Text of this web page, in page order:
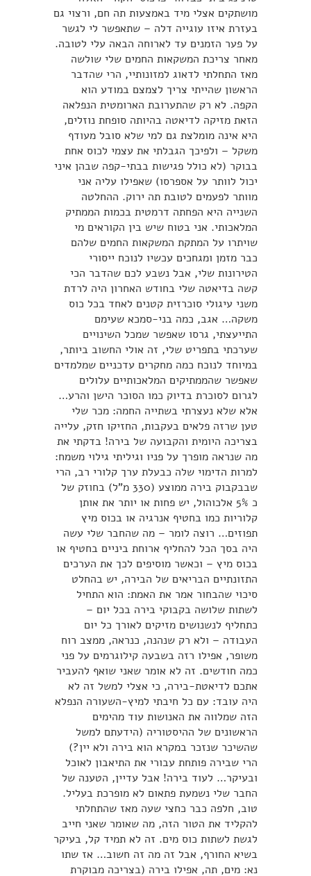
מושתקים אצלי מיד באמצעות תה חם, ורצוי גם
בעזרת איזו עוגייה דלה – שתאפשר לי לגשר
על פער הזמנים עד לארוחה הבאה עלי לטובה.
מאחר צריכת המשקאות החמים שלי שולשה
מאז התחלתי לדאוג למזונותיי, הרי שהדבר
הראשון שהייתי צריך לצמצם במודע הוא
הקפה. לא רק שהתערובת הארומטית הנפלאה
הזאת מזיקה לדיאטה בהיותה סופחת נוזלים,
היא אינה מומלצת גם למי שלא סובל מעודף
משקל – ולפיכך הגבלתי את עצמי לכוס אחת
בבוקר (לא כולל פגישות בבתי-קפה שבהן איני
יכול לוותר על אספרסו) שאפילו עליה אני
מוותר לפעמים לטובת תה ירוק. ההחלטה
השנייה היא הפחתה דרמטית בכמות הממתיק
המלאכותי. אני בטוח שיש בין הקוראים מי
שויתרו על המתקת המשקאות החמים שלהם
כבר מזמן ומגחכים עכשיו לנוכח ייסורי
הטירונות שלי, אבל נשבע לכם שהדבר הכי
קשה בדיאטה שלי בחודש האחרון היה לרדת
משני עיגולי סוכרזית קטנים לאחד בכל כוס
משקה… אגב, כמה בני-סמכא שעימם
התייעצתי, גרסו שאפשר שמכל השינויים
שערכתי בתפריט שלי, זה אולי החשוב ביותר,
במיוחד לנוכח כמה מחקרים עדכניים שמלמדים
שאפשר שהממתיקים המלאכותיים עלולים
לגרום לסוכרת בדיוק כמו הסוכר הישן והרע…
אלא שלא נעצרתי בשתייה החמה: מכר שלי
טען שרזה פלאים בעקבות, החזיקו חזק, עלייה
בצריכה היומית והקבועה של בירה! בדקתי את
מה שנראה מופרך על פניו וגיליתי גילוי משמח:
למרות הדימוי שלה כבעלת ערך קלורי רב, הרי
שבבקבוק בירה ממוצע (330 מ”ל) בחוזק של
כ 5% אלכוהול, יש פחות או יותר את אותן
קלוריות כמו בחטיף אנרגיה או בכוס מיץ
תפוזים… רוצה לומר – מה שהחבר שלי עשה
היה בסך הכל להחליף ארוחת ביניים בחטיף או
בכוס מיץ – וכאשר מוסיפים לכך את הערכים
התזונתיים הבריאים של הבירה, יש בהחלט
סיכוי שהבחור אמר את האמת: הוא התחיל
לשתות שלושה בקבוקי בירה בכל יום –
כתחליף לנשנושים מזיקים לאורך כל יום
העבודה – ולא רק שנהנה, כנראה, ממצב רוח
משופר, אפילו רזה בשבעה קילוגרמים על פני
כמה חודשים. זה לא אומר שאני שואף להעביר
אתכם לדיאטת-בירה, כי אצלי למשל זה לא
היה עובד: עם כל חיבתי למיץ-השעורה הנפלא
הזה שמלווה את האנושות עוד מהימים
הראשונים של ההיסטוריה (הידעתם למשל
שהשיכר שנזכר במקרא הוא בירה ולא יין?)
הרי שבירה פותחת עבורי את התיאבון לאוכל
ובעיקר… לעוד בירה! אבל עדיין, הטענה של
החבר שלי נשמעת פתאום לא מופרכת בעליל.
טוב, חלפה כבר כחצי שעה מאז שהתחלתי
להקליד את הטור הזה, מה שאומר שאני חייב
לגשת לשתות כוס מים. זה לא תמיד קל, בעיקר
בשיא החורף, אבל זה מה זה חשוב… אז שתו
נא: מים, תה, אפילו בירה (בצריכה מבוקרת